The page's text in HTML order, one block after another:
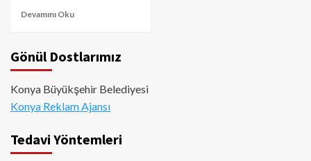
Devamını Oku
Gönül Dostlarımız
Konya Büyükşehir Belediyesi
Konya Reklam Ajansı
Tedavi Yöntemleri